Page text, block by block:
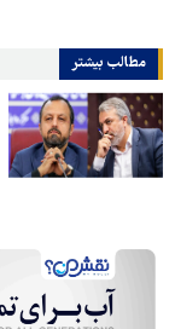
مطالب بیشتر